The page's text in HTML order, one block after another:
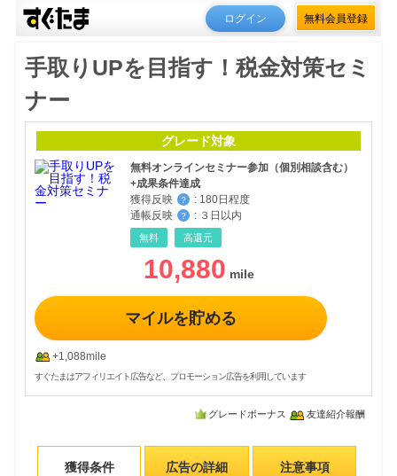
ログイン 無料会員登録
手取りUPを目指す！税金対策セミ
ナー
グレード対象
無料オンラインセミナー参加（個別相談含む）
+成果条件達成
獲得反映
？ : 180日程度
通帳反映
？ : ３日以内
無料 高還元
10,880
マイルを貯める
+1,088mile
すぐたまはアフィリエイト広告など、プロモーション広告を利用しています
グレードボーナス 友達紹介報酬
獲得条件 広告の詳細 注意事項